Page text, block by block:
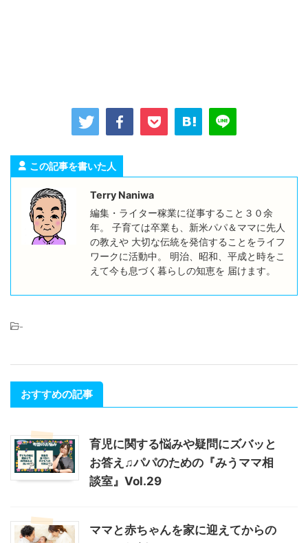
この記事を書いた人
Terry Naniwa
編集・ライター稼業に従事すること３０余
年。 子育ては卒業も、新米パパ＆ママに先人
の教えや 大切な伝統を発信することをライフ
ワークに活動中。 明治、昭和、平成と時をこ
えて今も息づく暮らしの知恵を 届けます。
-
おすすめの記事
育児に関する悩みや疑問にズバッと
お答え♫パパのための『みうママ相
談室』Vol.29
ママと赤ちゃんを家に迎えてからの